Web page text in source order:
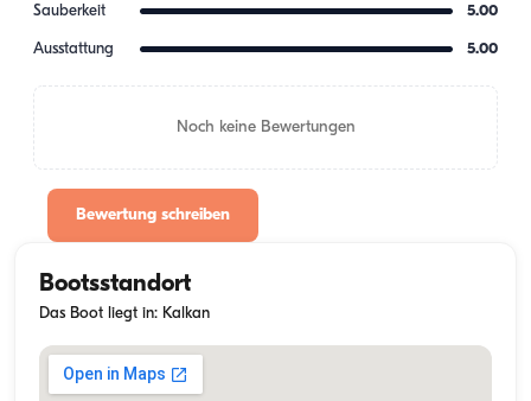
Sauberkeit 5.00
Ausstattung 5.00
Noch keine Bewertungen
Bewertung schreiben
Bootsstandort
Das Boot liegt in: Kalkan